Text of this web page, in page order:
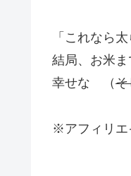
「これなら
結局、お米ま
幸せな （そ
※アフィリエ